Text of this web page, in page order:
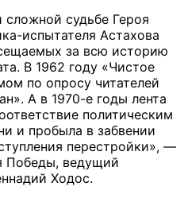
сложной судьбе Героя
испытателя Астахова
за всю историю
В 1962 году «Чистое
по опросу читателей
А в 1970-е годы лента
политическим
и пробыла в забвении
перестройки», —
Победы, ведущий
Ходос.